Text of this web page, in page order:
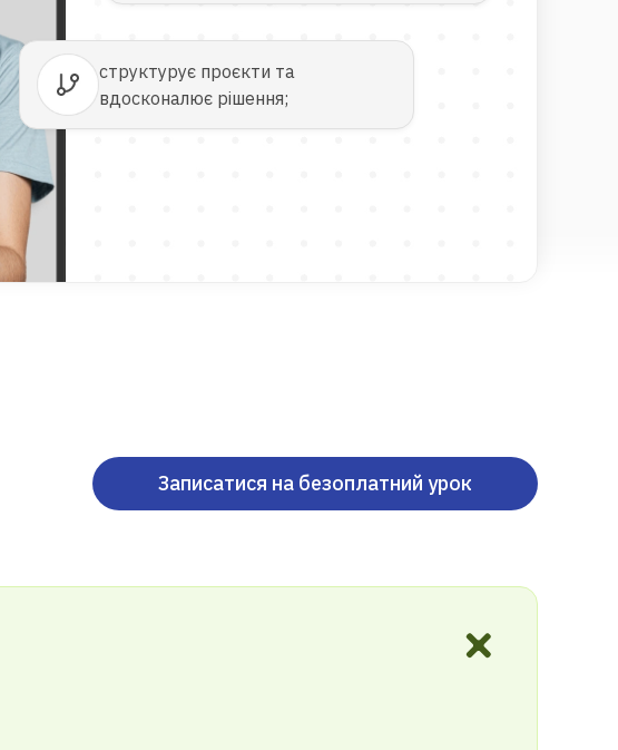
структурує проєкти та
вдосконалює рішення;
Записатися на безоплатний урок